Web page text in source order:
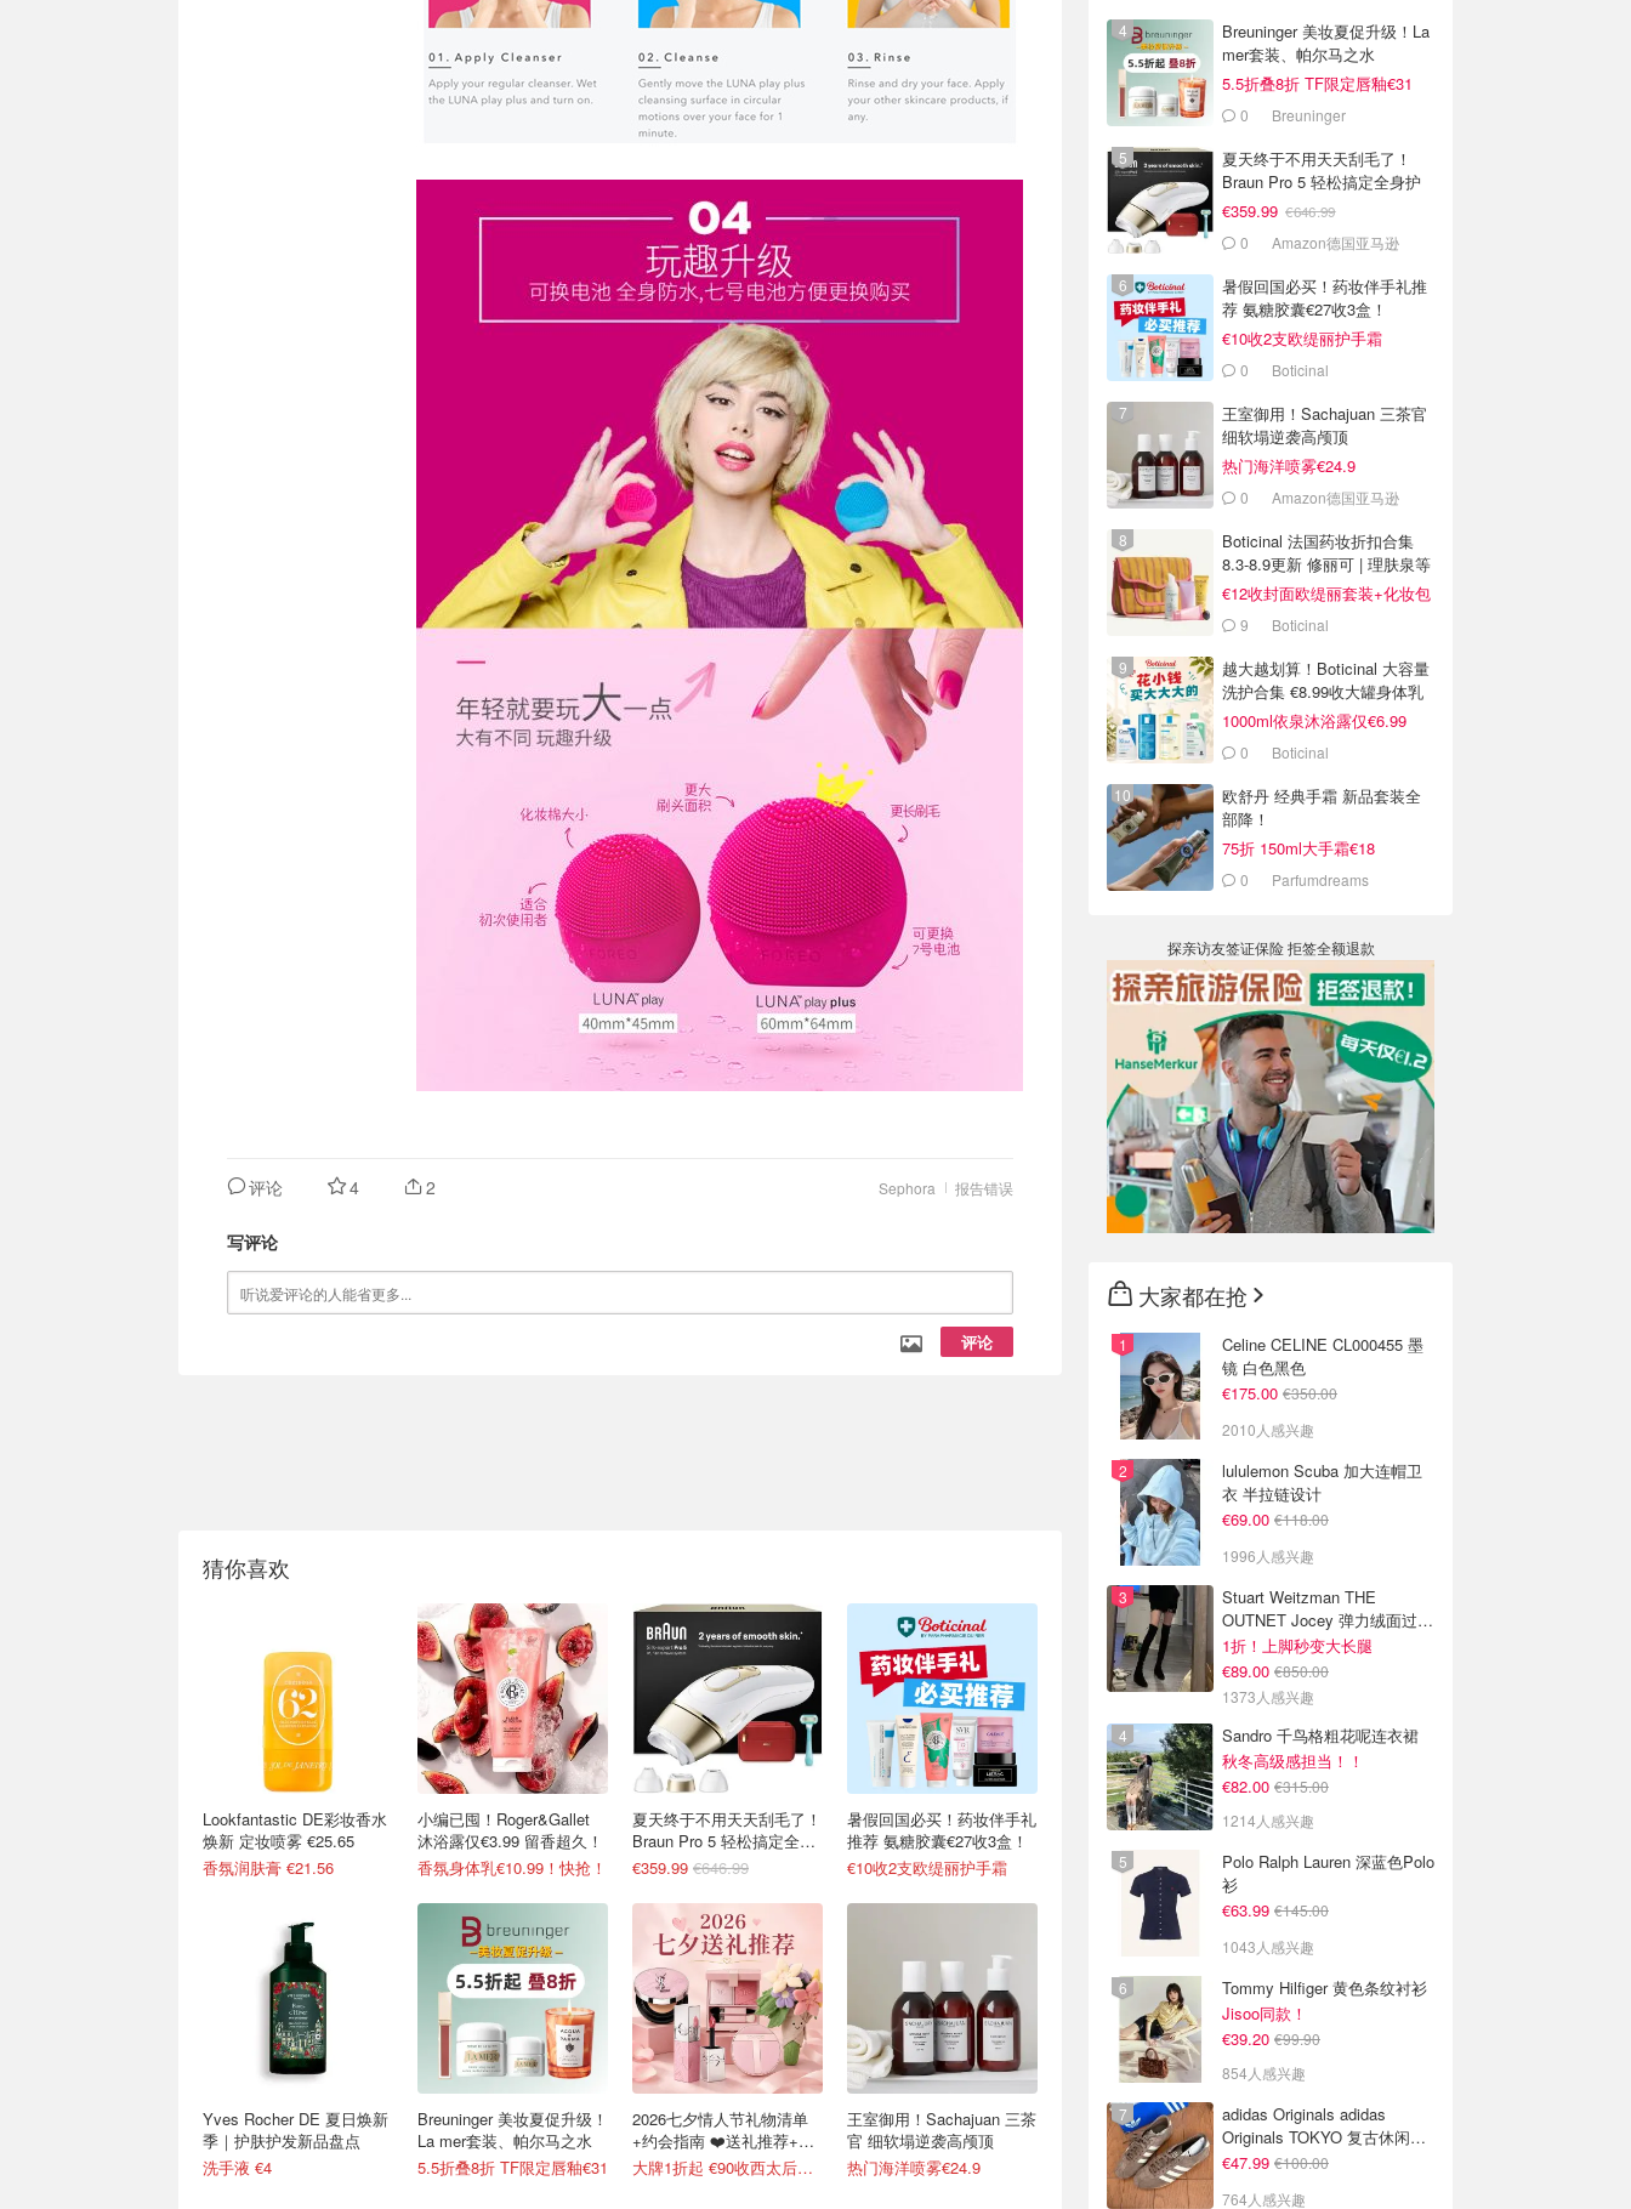
报告错误
Sephora
评论 4 2
写评论
评论
猜你喜欢
Lookfantastic DE彩妆香水
焕新 定妆喷雾 €25.65
香氛润肤膏 €21.56
Yves Rocher DE 夏日焕新
季｜护肤护发新品盘点
洗手液 €4
小编已囤！Roger&Gallet
沐浴露仅€3.99 留香超久！
香氛身体乳€10.99！快抢！
Breuninger 美妆夏促升级！
La mer套装、帕尔马之水
5.5折叠8折 TF限定唇釉€31
夏天终于不用天天刮毛了！
Braun Pro 5 轻松搞定全身
护理
€359.99 €646.99
2026七夕情人节礼物清单
+约会指南 ❤️送礼推荐+折
扣汇总
大牌1折起 €90收西太后土星耳钉
暑假回国必买！药妆伴手礼
推荐 氨糖胶囊€27收3盒！
€10收2支欧缇丽护手霜
王室御用！Sachajuan 三茶
官 细软塌逆袭高颅顶
热门海洋喷雾€24.9
Breuninger 美妆夏促升级！La
mer套装、帕尔马之水
5.5折叠8折 TF限定唇釉€31
0 Breuninger
夏天终于不用天天刮毛了！
Braun Pro 5 轻松搞定全身护
理
€359.99 €646.99
0 Amazon德国亚马逊
暑假回国必买！药妆伴手礼推
荐 氨糖胶囊€27收3盒！
€10收2支欧缇丽护手霜
0 Boticinal
王室御用！Sachajuan 三茶官
细软塌逆袭高颅顶
热门海洋喷雾€24.9
0 Amazon德国亚马逊
Boticinal 法国药妆折扣合集
8.3-8.9更新 修丽可 | 理肤泉等
€12收封面欧缇丽套装+化妆包
9 Boticinal
越大越划算！Boticinal 大容量
洗护合集 €8.99收大罐身体乳
1000ml依泉沐浴露仅€6.99
0 Boticinal
欧舒丹 经典手霜 新品套装全
部降！
75折 150ml大手霜€18
0 Parfumdreams
探亲访友签证保险 拒签全额退款
大家都在抢
Celine CELINE CL000455 墨
镜 白色黑色
€175.00 €350.00
2010人感兴趣
lululemon Scuba 加大连帽卫
衣 半拉链设计
€69.00 €118.00
1996人感兴趣
Stuart Weitzman THE
OUTNET Jocey 弹力绒面过膝
靴
1折！上脚秒变大长腿
€89.00 €850.00
1373人感兴趣
Sandro 千鸟格粗花呢连衣裙
秋冬高级感担当！！
€82.00 €315.00
1214人感兴趣
Polo Ralph Lauren 深蓝色Polo
衫
€63.99 €145.00
1043人感兴趣
Tommy Hilfiger 黄色条纹衬衫
Jisoo同款！
€39.20 €99.90
854人感兴趣
adidas Originals adidas
Originals TOKYO 复古休闲鞋
深棕色
€47.99 €100.00
764人感兴趣